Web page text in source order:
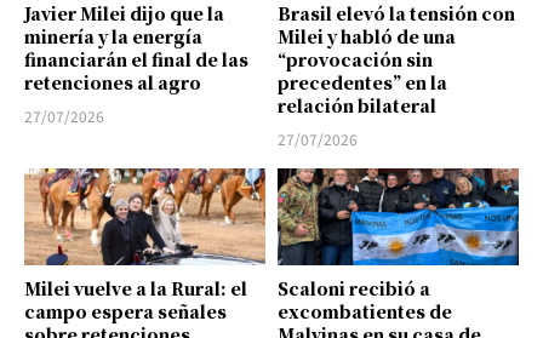
Javier Milei dijo que la
minería y la energía
financiarán el final de las
retenciones al agro
27/07/2026
Brasil elevó la tensión con
Milei y habló de una
“provocación sin
precedentes” en la
relación bilateral
27/07/2026
Milei vuelve a la Rural: el
campo espera señales
Scaloni recibió a
excombatientes de